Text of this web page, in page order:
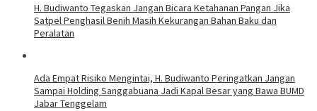
H. Budiwanto Tegaskan Jangan Bicara Ketahanan Pangan Jika
Satpel Penghasil Benih Masih Kekurangan Bahan Baku dan
Peralatan
Ada Empat Risiko Mengintai, H. Budiwanto Peringatkan Jangan
Sampai Holding Sanggabuana Jadi Kapal Besar yang Bawa BUMD
Jabar Tenggelam